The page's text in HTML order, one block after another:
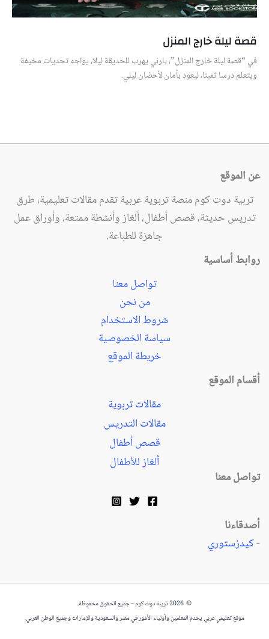
قصة ليلة خارج المنزل
في “قصة ليلة خارج المنزل”، بارني يهرب للحديقة ليلا، يواجه تحديات مخيفة
ويتعلم درسا ثمينا، ليعود بأمان لأحضان ليلي.
عن الموقع
تربية دوت كوم منصة تربوية عربية تقدم مقالات تعليمية، طرق
تدريس حديثة، قصص أطفال، ألغاز وأنشطة ممتعة، وأوراق عمل
جاهزة للطباعة.
روابط أساسية
تواصل معنا
من نحن
شروط الاستخدام
سياسة الخصوصية
خريطة الموقع
أقسام الموقع
مقالات تربوية
مقالات التدريس
قصص أطفال
ألغاز للأطفال
تواصل معنا
أصدقاءنا
-كيدزستوري
© 2026 تربية دوت كوم – جميع الحقوق محفوظة.
موقع تعليمي عربي يخدم المعلمين وأولياء الأمور في مصر والسعودية والإمارات وجميع الوطن العربي.